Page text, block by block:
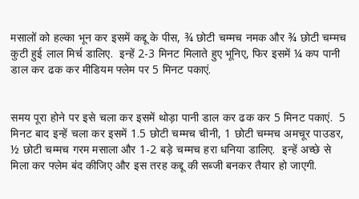
मसालों को हल्का भून कर इसमें कद्दू के पीस, ¾ छोटी चम्मच नमक और ¾ छोटी चम्मच
कुटी हुई लाल मिर्च डालिए. इन्हें 2-3 मिनट मिलाते हुए भूनिए, फिर इसमें ¼ कप पानी
डाल कर ढक कर मीडियम फ्लेम पर 5 मिनट पकाएं.
समय पूरा होने पर इसे चला कर इसमें थोड़ा पानी डाल कर ढक कर 5 मिनट पकाएं. 5
मिनट बाद इन्हें चला कर इसमें 1.5 छोटी चम्मच चीनी, 1 छोटी चम्मच अमचूर पाउडर,
½ छोटी चम्मच गरम मसाला और 1-2 बड़े चम्मच हरा धनिया डालिए. इन्हें अच्छे से
मिला कर फ्लेम बंद कीजिए और इस तरह कद्दू की सब्जी बनकर तैयार हो जाएगी.